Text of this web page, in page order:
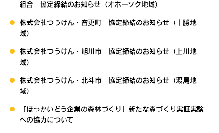
組合 協定締結のお知らせ（オホーツク地域）
株式会社つうけん・音更町 協定締結のお知らせ（十勝地
域）
株式会社つうけん・旭川市 協定締結のお知らせ（上川地
域）
株式会社つうけん・北斗市 協定締結のお知らせ（渡島地
域）
「ほっかいどう企業の森林づくり」新たな森づくり実証実験
への協力について